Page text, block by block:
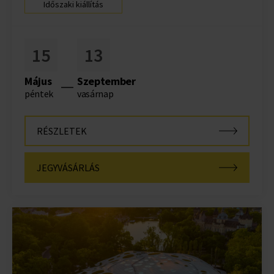
csoportosítottak a főváros meghatározó épületeit.
Időszaki kiállítás
15 13
Május
péntek
Szeptember
vasárnap
RÉSZLETEK
JEGYVÁSÁRLÁS